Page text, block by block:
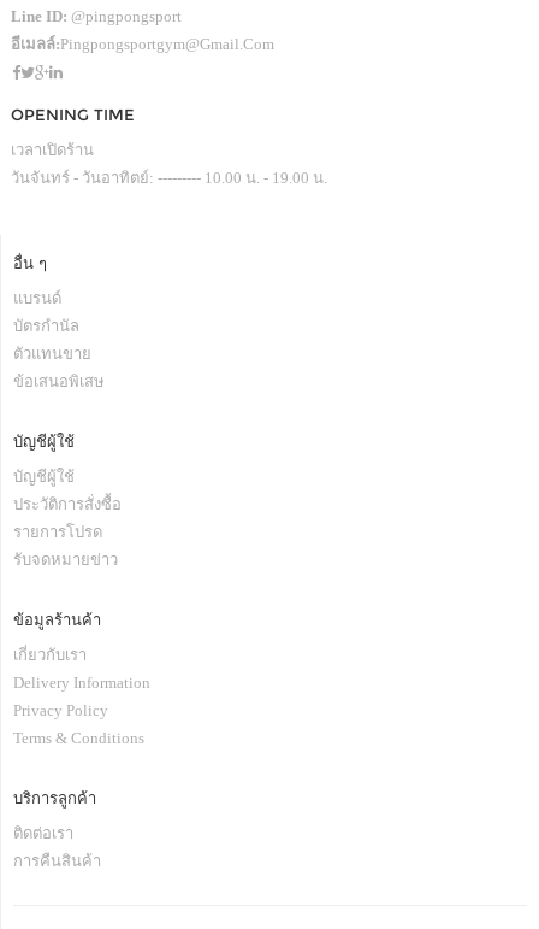
Line ID: @pingpongsport
อีเมลล์:Pingpongsportgym@gmail.com
OPENING TIME
เวลาเปิดร้าน
วันจันทร์ - วันอาทิตย์: --------- 10.00 น. - 19.00 น.
อื่น ๆ
แบรนด์
บัตรกำนัล
ตัวแทนขาย
ข้อเสนอพิเสษ
บัญชีผู้ใช้
บัญชีผู้ใช้
ประวัติการสั่งซื้อ
รายการโปรด
รับจดหมายข่าว
ข้อมูลร้านค้า
เกี่ยวกับเรา
Delivery Information
Privacy Policy
Terms & Conditions
บริการลูกค้า
ติดต่อเรา
การคืนสินค้า